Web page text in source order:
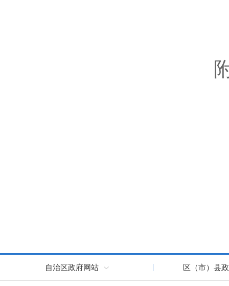
自治区政府网站 区（市）县